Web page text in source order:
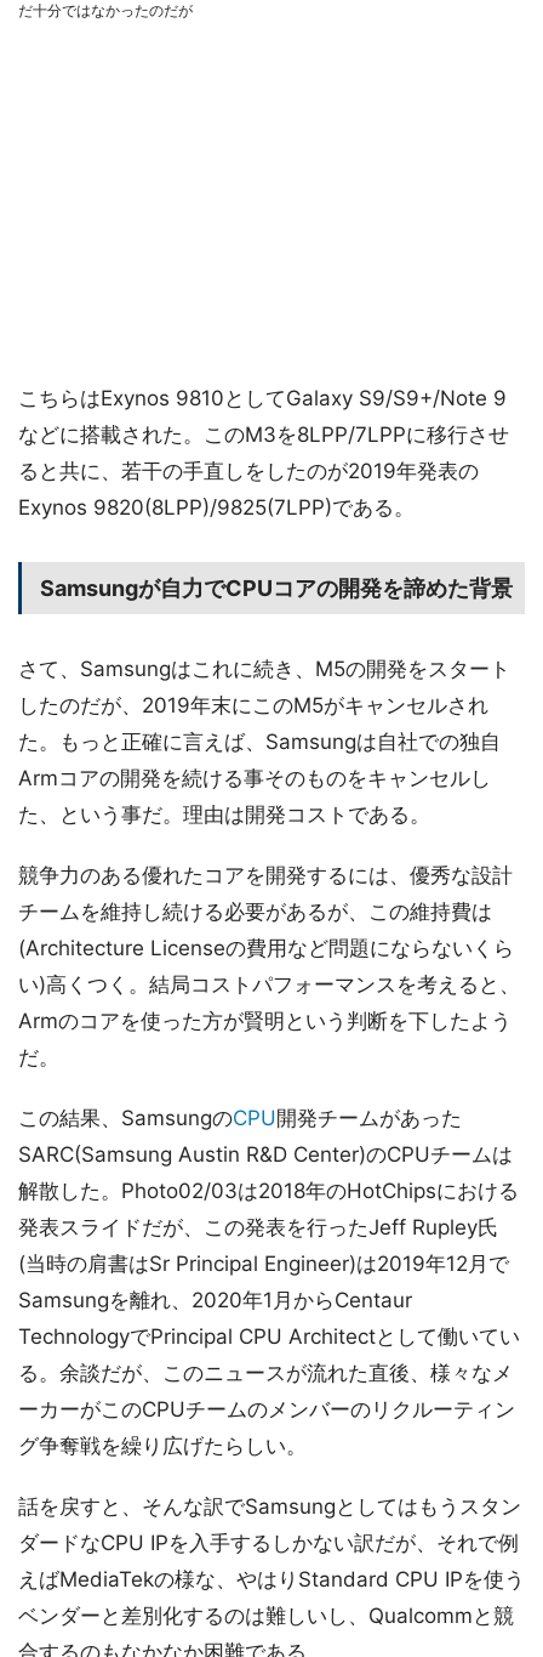
だ十分ではなかったのだが
こちらはExynos 9810としてGalaxy S9/S9+/Note 9
などに搭載された。このM3を8LPP/7LPPに移行させ
ると共に、若干の手直しをしたのが2019年発表の
Exynos 9820(8LPP)/9825(7LPP)である。
Samsungが自力でCPUコアの開発を諦めた背景
さて、Samsungはこれに続き、M5の開発をスタート
したのだが、2019年末にこのM5がキャンセルされ
た。もっと正確に言えば、Samsungは自社での独自
Armコアの開発を続ける事そのものをキャンセルし
た、という事だ。理由は開発コストである。
競争力のある優れたコアを開発するには、優秀な設計
チームを維持し続ける必要があるが、この維持費は
(Architecture Licenseの費用など問題にならないくら
い)高くつく。結局コストパフォーマンスを考えると、
Armのコアを使った方が賢明という判断を下したよう
だ。
この結果、SamsungのCPU開発チームがあった
SARC(Samsung Austin R&D Center)のCPUチームは
解散した。Photo02/03は2018年のHotChipsにおける
発表スライドだが、この発表を行ったJeff Rupley氏
(当時の肩書はSr Principal Engineer)は2019年12月で
Samsungを離れ、2020年1月からCentaur
TechnologyでPrincipal CPU Architectとして働いてい
る。余談だが、このニュースが流れた直後、様々なメ
ーカーがこのCPUチームのメンバーのリクルーティン
グ争奪戦を繰り広げたらしい。
話を戻すと、そんな訳でSamsungとしてはもうスタン
ダードなCPU IPを入手するしかない訳だが、それで例
えばMediaTekの様な、やはりStandard CPU IPを使う
ベンダーと差別化するのは難しいし、Qualcommと競